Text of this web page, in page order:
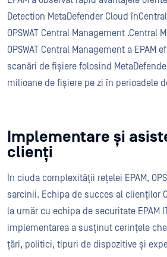
Detection MetaDefender Cloud
OPSWAT Central Management .Central
OPSWAT Central Management a EPAM
scanări de fișiere folosind
milioane de fișiere pe zi în perioadele
Implementare și
clienți
În ciuda complexității rețelei EPAM,
sarcinii. Echipa de succes al clienților
la umăr cu echipa de securitate EPAM
implementarea a susținut cerințele
țări, politici, tipuri de dispozitive și